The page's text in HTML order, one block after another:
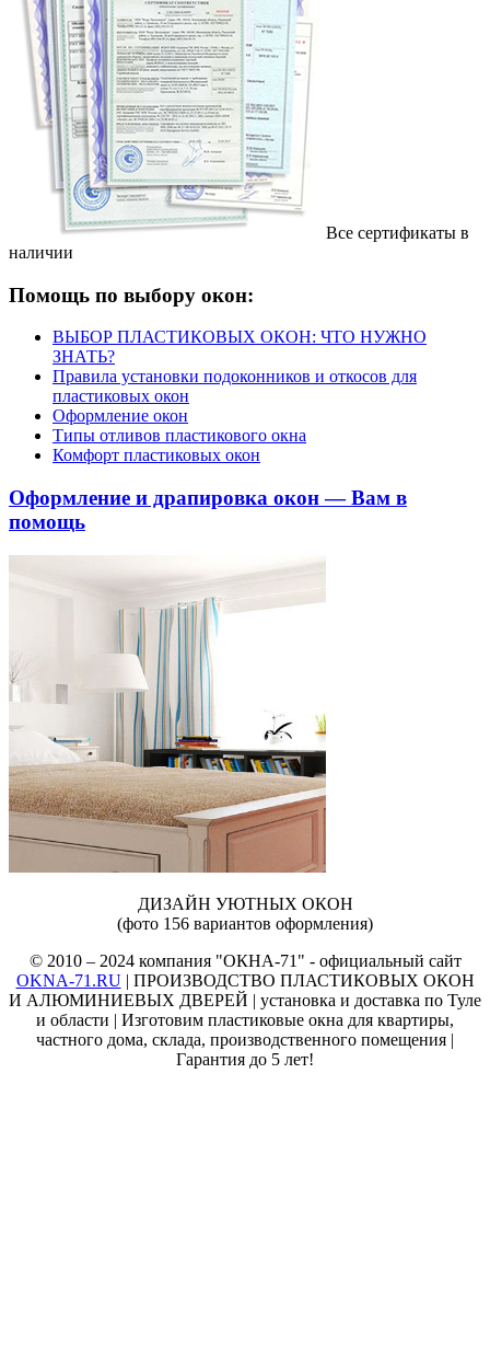
Все сертификаты в
наличии
Помощь по выбору окон:
ВЫБОР ПЛАСТИКОВЫХ ОКОН: ЧТО НУЖНО
ЗНАТЬ?
Правила установки подоконников и откосов для
пластиковых окон
Оформление окон
Типы отливов пластикового окна
Комфорт пластиковых окон
Оформление и драпировка окон — Вам в
помощь
ДИЗАЙН УЮТНЫХ ОКОН
(фото 156 вариантов оформления)
© 2010 – 2024 компания "ОКНА-71" - официальный сайт
OKNA-71.RU| ПРОИЗВОДСТВО ПЛАСТИКОВЫХ ОКОН
И АЛЮМИНИЕВЫХ ДВЕРЕЙ | установка и доставка по Туле
и области | Изготовим пластиковые окна для квартиры,
частного дома, склада, производственного помещения |
Гарантия до 5 лет!